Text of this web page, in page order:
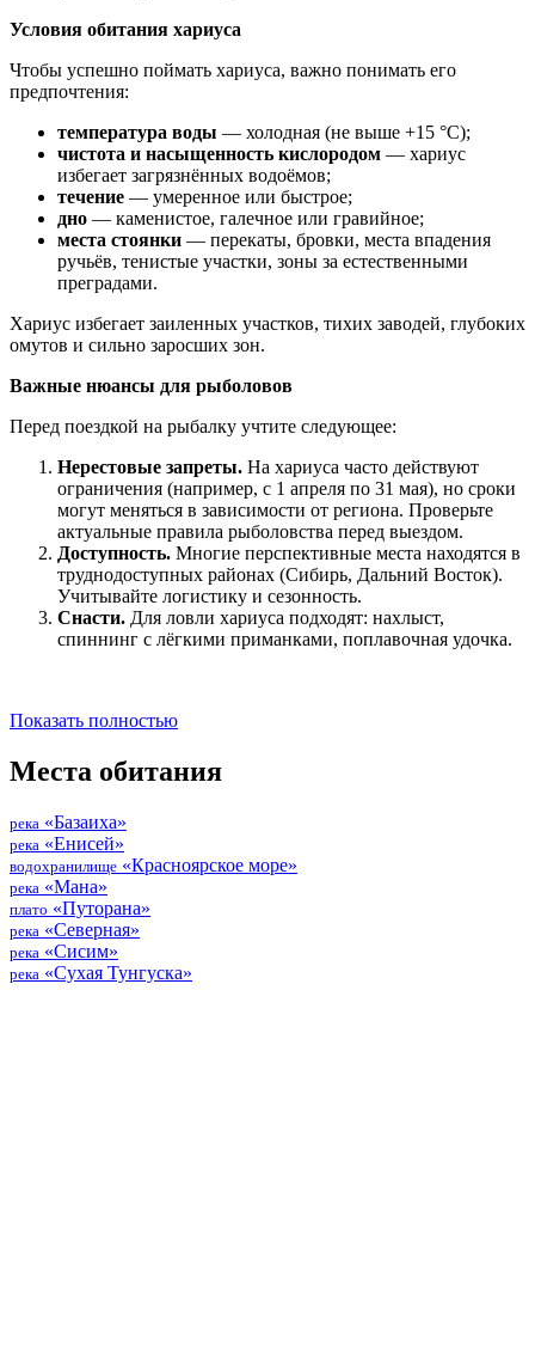
Условия обитания хариуса
Чтобы успешно поймать хариуса, важно понимать его
предпочтения:
температура воды — холодная (не выше +15 °C);
чистота и насыщенность кислородом — хариус
избегает загрязнённых водоёмов;
течение — умеренное или быстрое;
дно — каменистое, галечное или гравийное;
места стоянки — перекаты, бровки, места впадения
ручьёв, тенистые участки, зоны за естественными
преградами.
Хариус избегает заиленных участков, тихих заводей, глубоких
омутов и сильно заросших зон.
Важные нюансы для рыболовов
Перед поездкой на рыбалку учтите следующее:
Нерестовые запреты. На хариуса часто действуют
ограничения (например, с 1 апреля по 31 мая), но сроки
могут меняться в зависимости от региона. Проверьте
актуальные правила рыболовства перед выездом.
Доступность. Многие перспективные места находятся в
труднодоступных районах (Сибирь, Дальний Восток).
Учитывайте логистику и сезонность.
Снасти. Для ловли хариуса подходят: нахлыст,
спиннинг с лёгкими приманками, поплавочная удочка.
Показать полностью
Места обитания
река «Базаиха»
река «Енисей»
водохранилище «Красноярское море»
река «Мана»
плато «Путорана»
река «Северная»
река «Сисим»
река «Сухая Тунгуска»